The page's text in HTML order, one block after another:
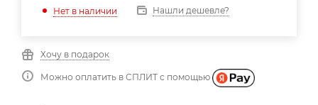
Нет в наличии Нашли дешевле?
Хочу в подарок
Можно оплатить в СПЛИТ с помощью